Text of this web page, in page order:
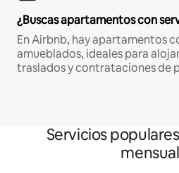
¿Buscas apartamentos con
En Airbnb, hay apartamentos
amueblados, ideales para
traslados y contrataciones de
Servicios